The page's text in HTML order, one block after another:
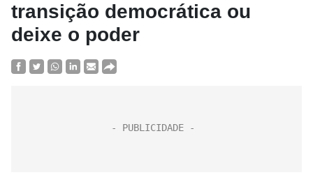
transição democrática ou
deixe o poder